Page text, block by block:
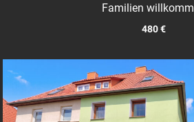
Familien
480 €